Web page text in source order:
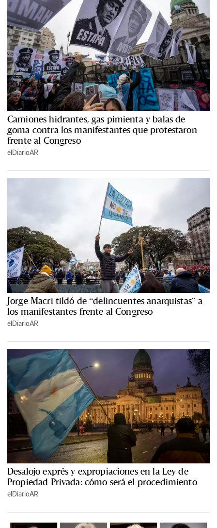
Camiones hidrantes, gas pimienta y balas de
goma contra los manifestantes que protestaron
frente al Congreso
elDiarioAR
Jorge Macri tildó de “delincuentes anarquistas” a
los manifestantes frente al Congreso
elDiarioAR
Desalojo exprés y expropiaciones en la Ley de
Propiedad Privada: cómo será el procedimiento
elDiarioAR